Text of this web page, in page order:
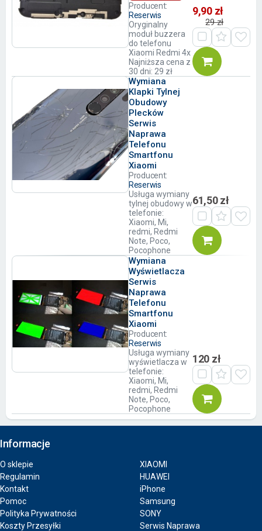
Producent:
Reserwis
Oryginalny
moduł buzzera
do telefonu
Xiaomi Redmi 4x
Najniższa cena z
30 dni: 29 zł
9,90 zł
29 zł
Wymiana
Klapki Tylnej
Obudowy
Plecków
Serwis
Naprawa
Telefonu
Smartfonu
Xiaomi
Producent:
Reserwis
Usługa wymiany
tylnej obudowy w
telefonie:
Xiaomi, Mi,
redmi, Redmi
Note, Poco,
Pocophone
61,50 zł
Wymiana
Wyświetlacza
Serwis
Naprawa
Telefonu
Smartfonu
Xiaomi
Producent:
Reserwis
Usługa wymiany
wyświetlacza w
telefonie:
Xiaomi, Mi,
redmi, Redmi
Note, Poco,
Pocophone
120 zł
Informacje
O sklepie
Regulamin
Kontakt
Pomoc
Polityka Prywatności
Koszty Przesyłki
XIAOMI
HUAWEI
iPhone
Samsung
SONY
Serwis Naprawa